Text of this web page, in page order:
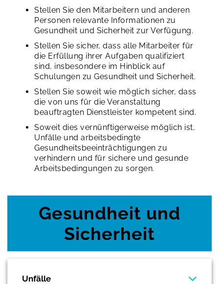
Stellen Sie den Mitarbeitern und anderen
Personen relevante Informationen zu
Gesundheit und Sicherheit zur Verfügung.
Stellen Sie sicher, dass alle Mitarbeiter für
die Erfüllung ihrer Aufgaben qualifiziert
sind, insbesondere im Hinblick auf
Schulungen zu Gesundheit und Sicherheit.
Stellen Sie soweit wie möglich sicher, dass
die von uns für die Veranstaltung
beauftragten Dienstleister kompetent sind.
Soweit dies vernünftigerweise möglich ist,
Unfälle und arbeitsbedingte
Gesundheitsbeeinträchtigungen zu
verhindern und für sichere und gesunde
Arbeitsbedingungen zu sorgen.
Gesundheit und
Sicherheit
Unfälle